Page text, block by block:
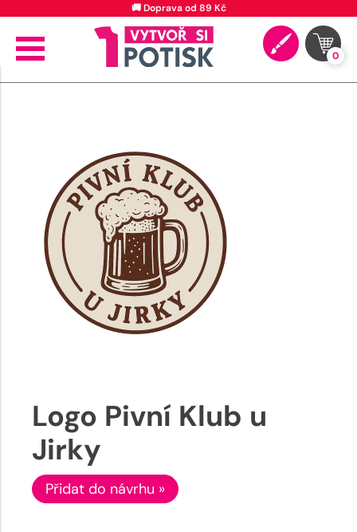
🚚 Doprava od 89 Kč
0
Logo Pivní Klub u
Jirky
Přidat do návrhu »